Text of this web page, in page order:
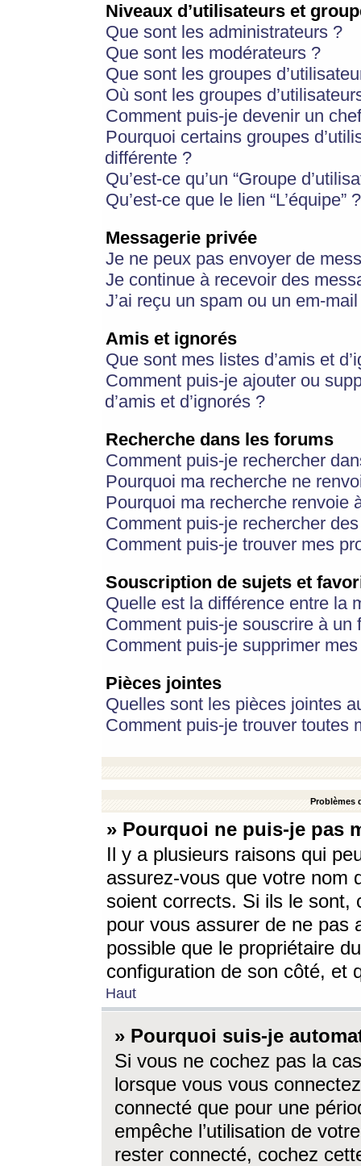
Niveaux d’utilisateurs et
Que sont les administrateurs ?
Que sont les modérateurs ?
Que sont les groupes
Où sont les groupes
Comment puis-je devenir un
Pourquoi certains groupes
différente ?
Qu’est-ce qu’un “Groupe
Qu’est-ce que le lien “L’équipe” ?
Messagerie privée
Je ne peux pas envoyer de
Je continue à recevoir des
J’ai reçu un spam ou un em-
Amis et ignorés
Que sont mes listes d’amis et
Comment puis-je ajouter ou
d’amis et d’ignorés ?
Recherche dans les forums
Comment puis-je rechercher
Pourquoi ma recherche ne
Pourquoi ma recherche renvoie
Comment puis-je rechercher
Comment puis-je trouver mes
Souscription de sujets et
Quelle est la différence entre la
Comment puis-je souscrire à
Comment puis-je supprimer
Pièces jointes
Quelles sont les pièces jointes
Comment puis-je trouver toutes
Problèmes
» Pourquoi ne puis-je pas
Il y a plusieurs raisons qui
assurez-vous que votre nom
soient corrects. Si ils le sont,
pour vous assurer de ne pas
possible que le propriétaire
configuration de son côté, et
Haut
» Pourquoi suis-je
Si vous ne cochez pas la
lorsque vous vous
connecté que pour une
empêche l’utilisation de
rester connecté, cochez